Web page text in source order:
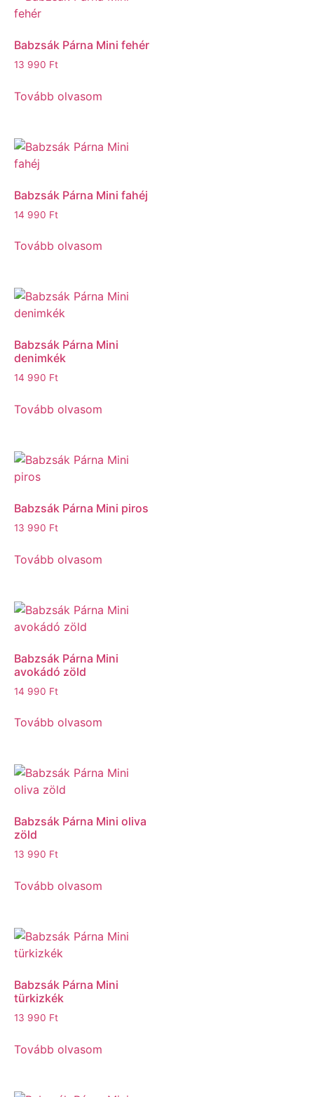
Babzsák Párna Mini fehér
13 990 Ft
Tovább olvasom
Babzsák Párna Mini fahéj
14 990 Ft
Tovább olvasom
Babzsák Párna Mini
denimkék
14 990 Ft
Tovább olvasom
Babzsák Párna Mini piros
13 990 Ft
Tovább olvasom
Babzsák Párna Mini
avokádó zöld
14 990 Ft
Tovább olvasom
Babzsák Párna Mini oliva
zöld
13 990 Ft
Tovább olvasom
Babzsák Párna Mini
türkizkék
13 990 Ft
Tovább olvasom